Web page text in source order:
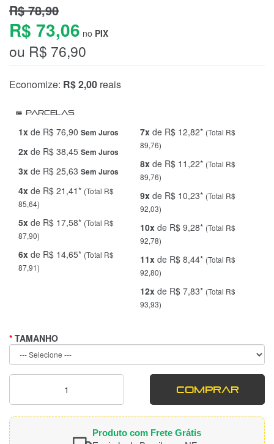
R$ 78,90
R$ 73,06 no PIX
ou R$ 76,90
Economize: R$ 2,00 reais
Parcelas
1x de R$ 76,90 Sem Juros
2x de R$ 38,45 Sem Juros
3x de R$ 25,63 Sem Juros
4x de R$ 21,41* (Total R$
85,64)
5x de R$ 17,58* (Total R$
87,90)
6x de R$ 14,65* (Total R$
87,91)
7x de R$ 12,82* (Total R$
89,76)
8x de R$ 11,22* (Total R$
89,76)
9x de R$ 10,23* (Total R$
92,03)
10x de R$ 9,28* (Total R$
92,78)
11x de R$ 8,44* (Total R$
92,80)
12x de R$ 7,83* (Total R$
93,93)
TAMANHO
COMPRAR
Produto com Frete Grátis